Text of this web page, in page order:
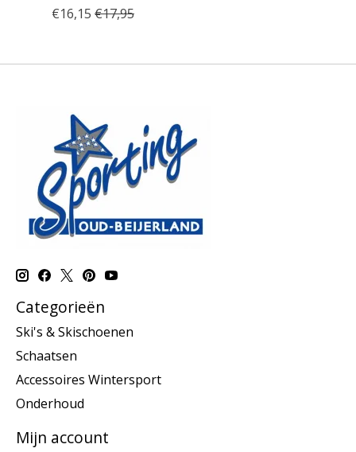
€16,15 €17,95
Categorieën
Ski's & Skischoenen
Schaatsen
Accessoires Wintersport
Onderhoud
Mijn account